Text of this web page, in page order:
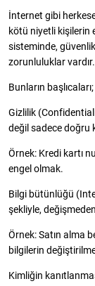
İnternet gibi
kötü niyetli kişilerin
sisteminde,
zorunluluklar vardır.
Bunların başlıcaları;
Gizlilik
değil sadece doğru
Örnek: Kredi kartı
engel olmak.
Bilgi bütünlüğü
şekliyle,
Örnek: Satın alma
bilgilerin
Kimliğin